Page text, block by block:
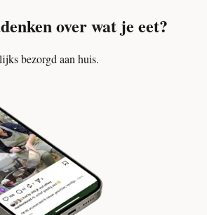
over wat je eet?
bezorgd aan huis.